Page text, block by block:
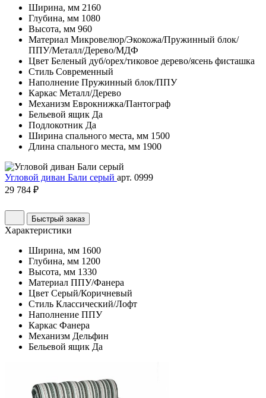
Ширина, мм 2160
Глубина, мм 1080
Высота, мм 960
Материал Микровелюр/Экокожа/Пружинный блок/
ППУ/Металл/Дерево/МДФ
Цвет Беленый дуб/орех/тиковое дерево/ясень фисташка
Стиль Современный
Наполнение Пружинный блок/ППУ
Каркас Металл/Дерево
Механизм Еврокнижка/Пантограф
Бельевой ящик Да
Подлокотник Да
Ширина спального места, мм 1500
Длина спального места, мм 1900
Угловой диван Бали серый арт. 0999
29 784 ₽
Быстрый заказ
Характеристики
Ширина, мм 1600
Глубина, мм 1200
Высота, мм 1330
Материал ППУ/Фанера
Цвет Серый/Коричневый
Стиль Классический/Лофт
Наполнение ППУ
Каркас Фанера
Механизм Дельфин
Бельевой ящик Да